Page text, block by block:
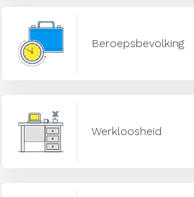
Beroepsbevolking
Werkloosheid